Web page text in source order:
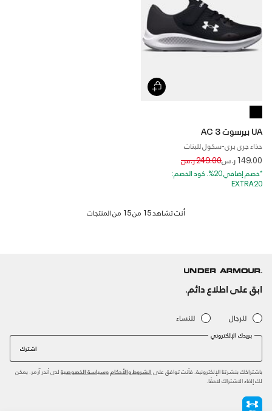
UA بيرسوت 3 AC
حذاء جري بري-سكول للبنات
149.00 ر.س Price reduced from
249.00 ر.س to
*خصم إضافي 20%. كود الخصم:
EXTRA20
ابق على اطلاع دائم.
للرجال للنساء
بريدك الإلكتروني
اشترك
باشتراكك بنشرتنا الإلكترونية، فأنت توافق على الشروط والأحكام وسياسة الخصوصية لدى أندر آرمر. يمكن
لك إلغاء الاشتراك لاحقًا.